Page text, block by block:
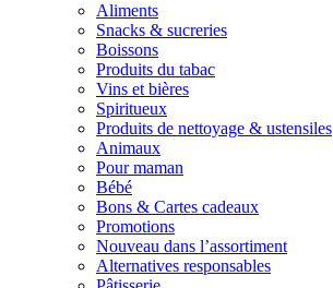
Aliments
Snacks & sucreries
Boissons
Produits du tabac
Vins et bières
Spiritueux
Produits de nettoyage & ustensiles
Animaux
Pour maman
Bébé
Bons & Cartes cadeaux
Promotions
Nouveau dans l’assortiment
Alternatives responsables